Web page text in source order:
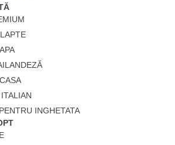
INGHETATA